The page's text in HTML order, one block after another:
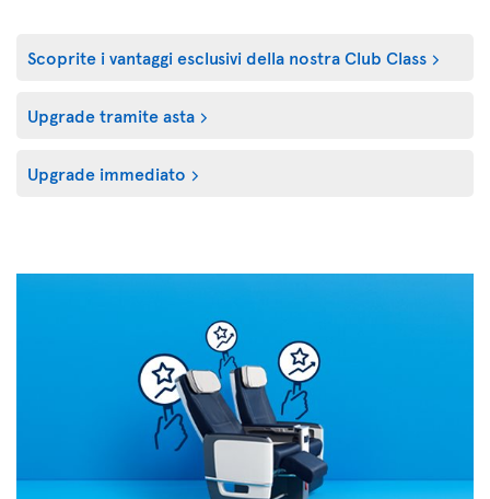
Scoprite i vantaggi esclusivi della nostra Club Class
Upgrade tramite asta
Upgrade immediato